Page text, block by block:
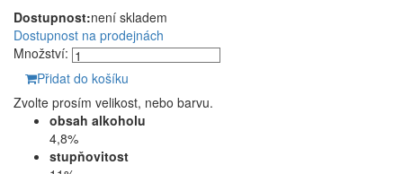
Dostupnost:není skladem
Dostupnost na prodejnách
Množství:
Přidat do košíku
Zvolte prosím velikost, nebo barvu.
obsah alkoholu
4,8%
stupňovitost